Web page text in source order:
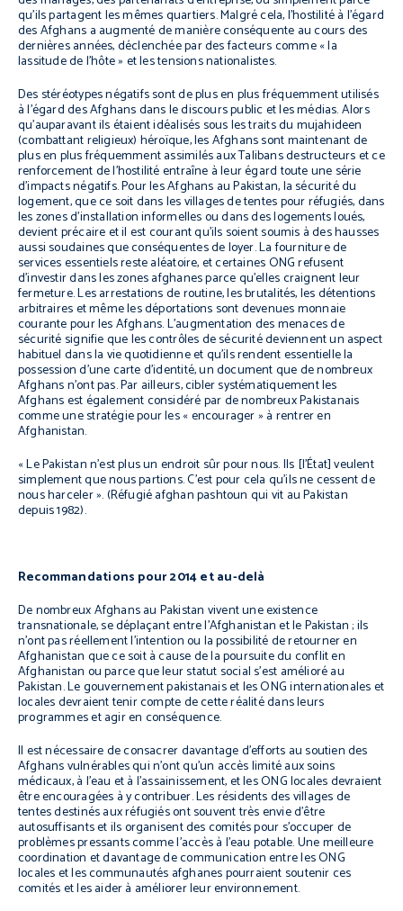
qu’ils partagent les mêmes quartiers. Malgré cela, l’hostilité à l’égard
des Afghans a augmenté de manière conséquente au cours des
dernières années, déclenchée par des facteurs comme « la
lassitude de l’hôte » et les tensions nationalistes.
Des stéréotypes négatifs sont de plus en plus fréquemment utilisés
à l’égard des Afghans dans le discours public et les médias. Alors
qu’auparavant ils étaient idéalisés sous les traits du mujahideen
(combattant religieux) héroïque, les Afghans sont maintenant de
plus en plus fréquemment assimilés aux Talibans destructeurs et ce
renforcement de l’hostilité entraîne à leur égard toute une série
d’impacts négatifs. Pour les Afghans au Pakistan, la sécurité du
logement, que ce soit dans les villages de tentes pour réfugiés, dans
les zones d’installation informelles ou dans des logements loués,
devient précaire et il est courant qu’ils soient soumis à des hausses
aussi soudaines que conséquentes de loyer. La fourniture de
services essentiels reste aléatoire, et certaines ONG refusent
d’investir dans les zones afghanes parce qu’elles craignent leur
fermeture. Les arrestations de routine, les brutalités, les détentions
arbitraires et même les déportations sont devenues monnaie
courante pour les Afghans. L’augmentation des menaces de
sécurité signifie que les contrôles de sécurité deviennent un aspect
habituel dans la vie quotidienne et qu’ils rendent essentielle la
possession d’une carte d’identité, un document que de nombreux
Afghans n’ont pas. Par ailleurs, cibler systématiquement les
Afghans est également considéré par de nombreux Pakistanais
comme une stratégie pour les « encourager » à rentrer en
Afghanistan.
« Le Pakistan n’est plus un endroit sûr pour nous. Ils [l’État] veulent
simplement que nous partions. C’est pour cela qu’ils ne cessent de
nous harceler ».(Réfugié afghan pashtoun qui vit au Pakistan
depuis 1982).
Recommandations pour 2014 et au-delà
De nombreux Afghans au Pakistan vivent une existence
transnationale, se déplaçant entre l’Afghanistan et le Pakistan ; ils
n’ont pas réellement l’intention ou la possibilité de retourner en
Afghanistan que ce soit à cause de la poursuite du conflit en
Afghanistan ou parce que leur statut social s’est amélioré au
Pakistan. Le gouvernement pakistanais et les ONG internationales et
locales devraient tenir compte de cette réalité dans leurs
programmes et agir en conséquence.
Il est nécessaire de consacrer davantage d’efforts au soutien des
Afghans vulnérables qui n’ont qu’un accès limité aux soins
médicaux, à l’eau et à l’assainissement, et les ONG locales devraient
être encouragées à y contribuer. Les résidents des villages de
tentes destinés aux réfugiés ont souvent très envie d’être
autosuffisants et ils organisent des comités pour s’occuper de
problèmes pressants comme l’accès à l’eau potable. Une meilleure
coordination et davantage de communication entre les ONG
locales et les communautés afghanes pourraient soutenir ces
comités et les aider à améliorer leur environnement.